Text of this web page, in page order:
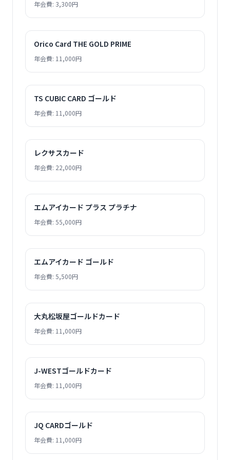
年会費: 3,300円
Orico Card THE GOLD PRIME
年会費: 11,000円
TS CUBIC CARD ゴールド
年会費: 11,000円
レクサスカード
年会費: 22,000円
エムアイカード プラス プラチナ
年会費: 55,000円
エムアイカード ゴールド
年会費: 5,500円
大丸松坂屋ゴールドカード
年会費: 11,000円
J-WESTゴールドカード
年会費: 11,000円
JQ CARDゴールド
年会費: 11,000円